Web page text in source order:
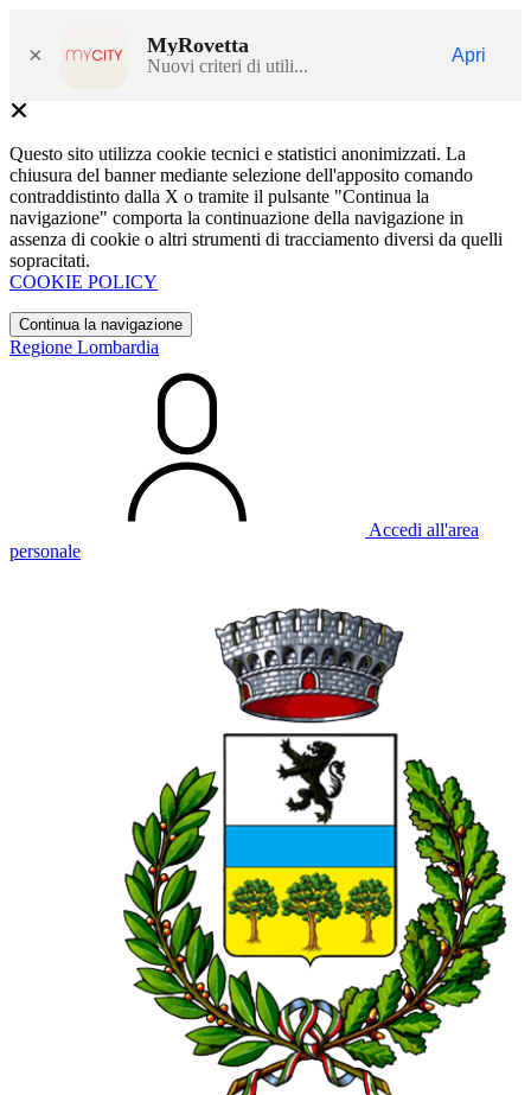
× MyRovetta
Nuovi criteri di utili...
Apri
Questo sito utilizza cookie tecnici e statistici anonimizzati. La
chiusura del banner mediante selezione dell'apposito comando
contraddistinto dalla X o tramite il pulsante "Continua la
navigazione" comporta la continuazione della navigazione in
assenza di cookie o altri strumenti di tracciamento diversi da quelli
sopracitati.
COOKIE POLICY
Continua la navigazione
Regione Lombardia
Accedi all'area
personale